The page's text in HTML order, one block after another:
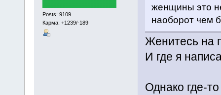
Posts: 9109
Карма: +1239/-189
женщины это
наоборот чем
Женитесь на
И где я
Однако где-